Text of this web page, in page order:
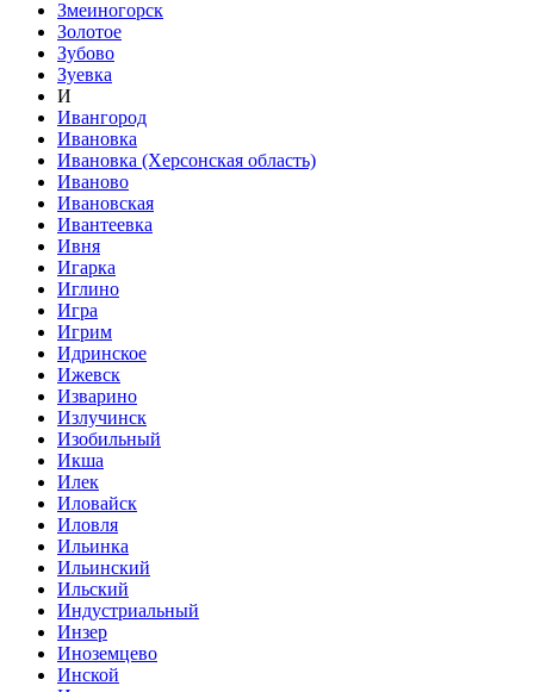
Змеиногорск
Золотое
Зубово
Зуевка
И
Ивангород
Ивановка
Ивановка (Херсонская область)
Иваново
Ивановская
Ивантеевка
Ивня
Игарка
Иглино
Игра
Игрим
Идринское
Ижевск
Изварино
Излучинск
Изобильный
Икша
Илек
Иловайск
Иловля
Ильинка
Ильинский
Ильский
Индустриальный
Инзер
Иноземцево
Инской